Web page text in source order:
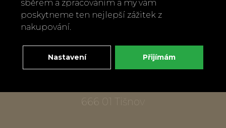
Napište nám
info@bylobylibo.cz
Setkejme se:
dílna, obchod
666 01 Tišnov
sběrem a zpracováním a my vám
poskytneme ten nejlepší zážitek z
nakupování.
Nastavení Přijímám